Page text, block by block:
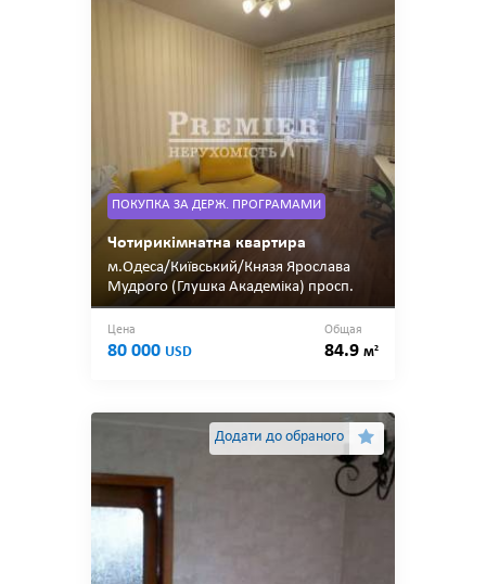
ПОКУПКА ЗА ДЕРЖ. ПРОГРАМАМИ
Чотирикімнатна квартира
м.Одеса/Київський/Князя Ярослава
Мудрого (Глушка Академіка) просп.
Цена
80 000 USD
Общая
84.9 м2
Додати до обраного